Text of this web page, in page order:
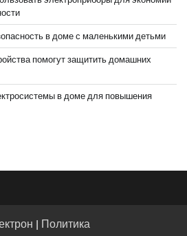
в доме с маленькими детьми
помогут защитить домашних
в доме для повышения
| Политика